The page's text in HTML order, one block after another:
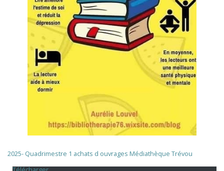
2025- Quadrimestre 1 achats d ouvrages Médiathèque Trévou